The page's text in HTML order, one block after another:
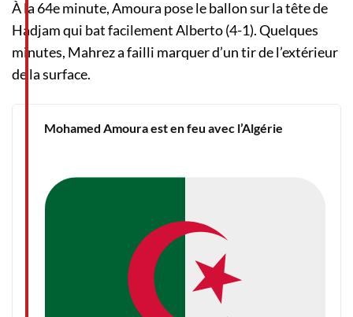
À la 64e minute, Amoura pose le ballon sur la tête de
Hadjam qui bat facilement Alberto (4-1). Quelques
minutes, Mahrez a failli marquer d’un tir de l’extérieur
de la surface.
Mohamed Amoura est en feu avec l’Algérie